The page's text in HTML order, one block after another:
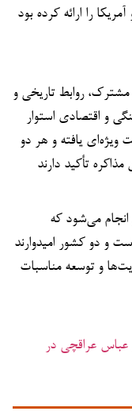
را ارائه کرده بود
از ۹۰۰ کیلومتر مرز مشترک، روابط تاریخی و
و اقتصادی استوار
یافته و هر دو
تأکید دارند
می‌شود که
و دو کشور امیدوارند
و توسعه مناسبات
عباس عراقچی در